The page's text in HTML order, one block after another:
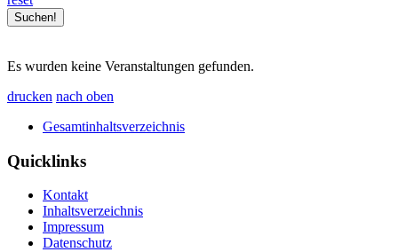
Es wurden keine Veranstaltungen gefunden.
drucken nach oben
Gesamtinhaltsverzeichnis
Quicklinks
Kontakt
Inhaltsverzeichnis
Impressum
Datenschutz